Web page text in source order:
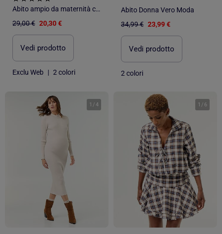
Abito ampio da maternità con ricami
29,00 € 20,30 €
Vedi prodotto
Exclu Web | 2 colori
Abito Donna Vero Moda
34,99 € 23,99 €
Vedi prodotto
2 colori
1 /4 1 / 6